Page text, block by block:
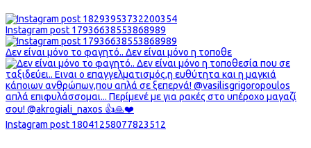
Instagram post 17936638553868989
Δεν είναι μόνο το φαγητό.. Δεν είναι μόνο η τοποθε
Instagram post 18041258077823512